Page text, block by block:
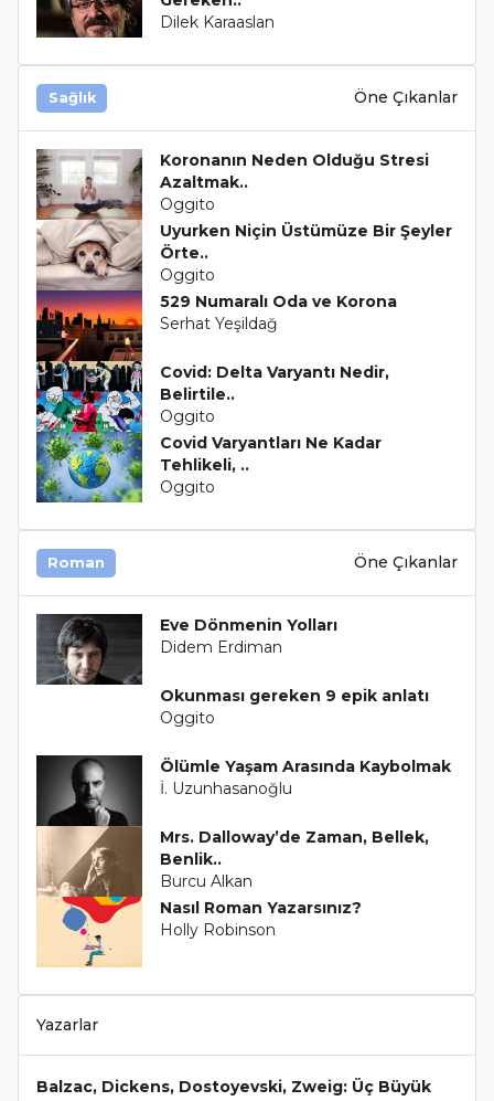
Dilek Karaaslan
Sağlık Öne Çıkanlar
Koronanın Neden Olduğu Stresi
Azaltmak..
Oggito
Uyurken Niçin Üstümüze Bir Şeyler
Örte..
Oggito
529 Numaralı Oda ve Korona
Serhat Yeşildağ
Covid: Delta Varyantı Nedir,
Belirtile..
Oggito
Covid Varyantları Ne Kadar
Tehlikeli, ..
Oggito
Roman Öne Çıkanlar
Eve Dönmenin Yolları
Didem Erdiman
Okunması gereken 9 epik anlatı
Oggito
Ölümle Yaşam Arasında Kaybolmak
İ. Uzunhasanoğlu
Mrs. Dalloway’de Zaman, Bellek,
Benlik..
Burcu Alkan
Nasıl Roman Yazarsınız?
Holly Robinson
Yazarlar
Balzac, Dickens, Dostoyevski, Zweig: Üç Büyük